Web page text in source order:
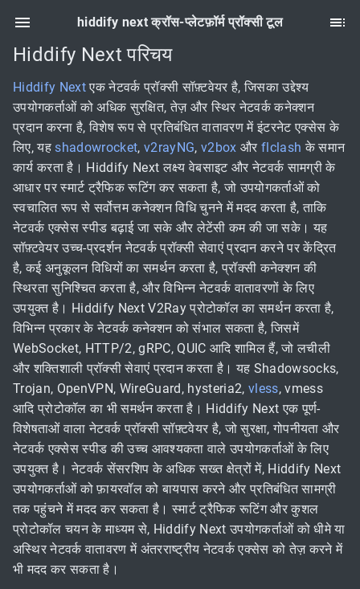
hiddify next क्रॉस-प्लेटफ़ॉर्म प्रॉक्सी टूल
Hiddify Next परिचय
Hiddify Nextएक नेटवर्क प्रॉक्सी सॉफ़्टवेयर है, जिसका उद्देश्य
उपयोगकर्ताओं को अधिक सुरक्षित, तेज़ और स्थिर नेटवर्क कनेक्शन
प्रदान करना है, विशेष रूप से प्रतिबंधित वातावरण में इंटरनेट एक्सेस के
लिए, यहshadowrocket, v2rayNG, v2box और flclash के समान
कार्य करता है। Hiddify Next लक्ष्य वेबसाइट और नेटवर्क सामग्री के
आधार पर स्मार्ट ट्रैफिक रूटिंग कर सकता है, जो उपयोगकर्ताओं को
स्वचालित रूप से सर्वोत्तम कनेक्शन विधि चुनने में मदद करता है, ताकि
नेटवर्क एक्सेस स्पीड बढ़ाई जा सके और लेटेंसी कम की जा सके। यह
सॉफ़्टवेयर उच्च-प्रदर्शन नेटवर्क प्रॉक्सी सेवाएं प्रदान करने पर केंद्रित
है, कई अनुकूलन विधियों का समर्थन करता है, प्रॉक्सी कनेक्शन की
स्थिरता सुनिश्चित करता है, और विभिन्न नेटवर्क वातावरणों के लिए
उपयुक्त है। Hiddify Next V2Ray प्रोटोकॉल का समर्थन करता है,
विभिन्न प्रकार के नेटवर्क कनेक्शन को संभाल सकता है, जिसमें
WebSocket, HTTP/2, gRPC, QUIC आदि शामिल हैं, जो लचीली
और शक्तिशाली प्रॉक्सी सेवाएं प्रदान करता है। यह Shadowsocks,
Trojan, OpenVPN, WireGuard, hysteria2, vless, vmess
आदि प्रोटोकॉल का भी समर्थन करता है। Hiddify Next एक पूर्ण-
विशेषताओं वाला नेटवर्क प्रॉक्सी सॉफ़्टवेयर है, जो सुरक्षा, गोपनीयता और
नेटवर्क एक्सेस स्पीड की उच्च आवश्यकता वाले उपयोगकर्ताओं के लिए
उपयुक्त है। नेटवर्क सेंसरशिप के अधिक सख्त क्षेत्रों में, Hiddify Next
उपयोगकर्ताओं को फ़ायरवॉल को बायपास करने और प्रतिबंधित सामग्री
तक पहुंचने में मदद कर सकता है। स्मार्ट ट्रैफिक रूटिंग और कुशल
प्रोटोकॉल चयन के माध्यम से, Hiddify Next उपयोगकर्ताओं को धीमे या
अस्थिर नेटवर्क वातावरण में अंतरराष्ट्रीय नेटवर्क एक्सेस को तेज़ करने में
भी मदद कर सकता है।